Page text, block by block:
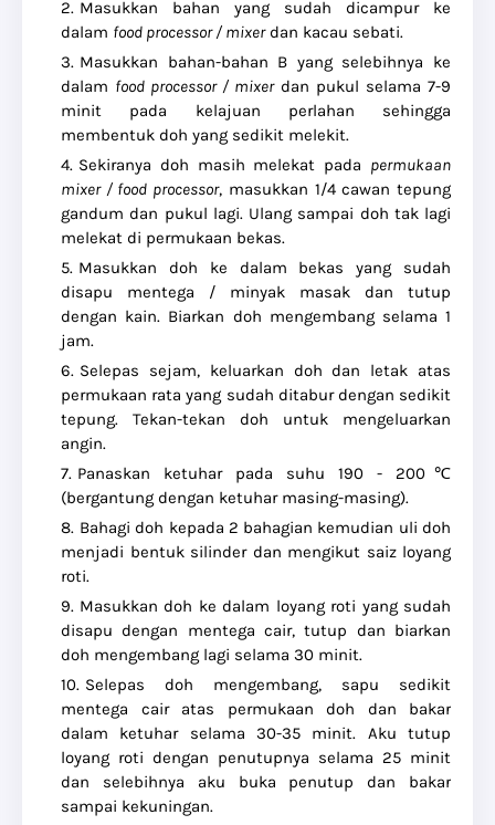
Masukkan bahan yang sudah dicampur ke
dalam food processor / mixerdan kacau sebati.
Masukkan bahan-bahan B yang selebihnya ke
dalam food processor / mixerdan pukul selama 7-9
minit pada kelajuan perlahan sehingga
membentuk doh yang sedikit melekit.
Sekiranya doh masih melekat pada permukaan
mixer / food processor, masukkan 1/4 cawan tepung
gandum dan pukul lagi. Ulang sampai doh tak lagi
melekat di permukaan bekas.
Masukkan doh ke dalam bekas yang sudah
disapu mentega / minyak masak dan tutup
dengan kain. Biarkan doh mengembang selama 1
jam.
Selepas sejam, keluarkan doh dan letak atas
permukaan rata yang sudah ditabur dengan sedikit
tepung. Tekan-tekan doh untuk mengeluarkan
angin.
Panaskan ketuhar pada suhu 190 - 200℃
(bergantung dengan ketuhar masing-masing).
Bahagi doh kepada 2 bahagian kemudian uli doh
menjadi bentuk silinder dan mengikut saiz loyang
roti.
Masukkan doh ke dalam loyang roti yang sudah
disapu dengan mentega cair, tutup dan biarkan
doh mengembang lagi selama 30 minit.
Selepas doh mengembang, sapu sedikit
mentega cair atas permukaan doh dan bakar
dalam ketuhar selama 30-35 minit. Aku tutup
loyang roti dengan penutupnya selama 25 minit
dan selebihnya aku buka penutup dan bakar
sampai kekuningan.